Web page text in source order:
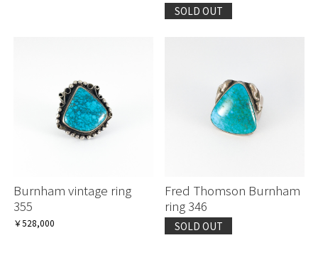
SOLD OUT
Burnham vintage ring
355
￥528,000
Fred Thomson Burnham
ring 346
SOLD OUT